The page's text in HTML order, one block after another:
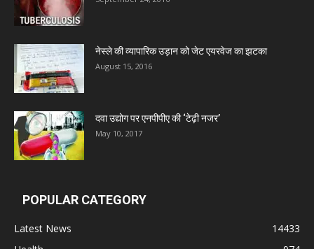
Zumentes Healthcare
Digital Vision
नेस्ले की व्यापारिक उड़ान को जेट एयरवेज का झटका
August 15, 2016
दवा उद्योग पर एनपीपीए की ‘टेढ़ी नजर’
May 10, 2017
POPULAR CATEGORY
Latest News
14433